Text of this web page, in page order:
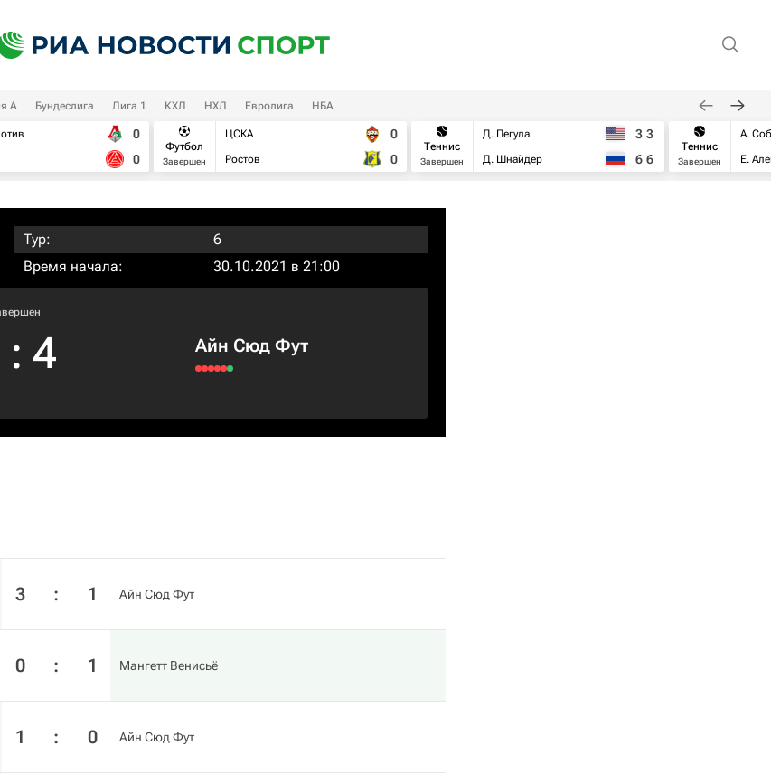
А Бундеслига Лига 1 КХЛ НХЛ Евролига НБА
0
0
Футбол
Завершен
ЦСКА
Ростов
0
0
Теннис
Завершен
Д. Пегула
Д. Шнайдер
3 3
6 6
Теннис
Завершен
А.
Е.
Тур:
6
Время начала:
30.10.2021 в 21:00
: 4 Айн Сюд Фут
3 : 1 Айн Сюд Фут
0 : 1 Мангетт Венисьё
1 : 0 Айн Сюд Фут